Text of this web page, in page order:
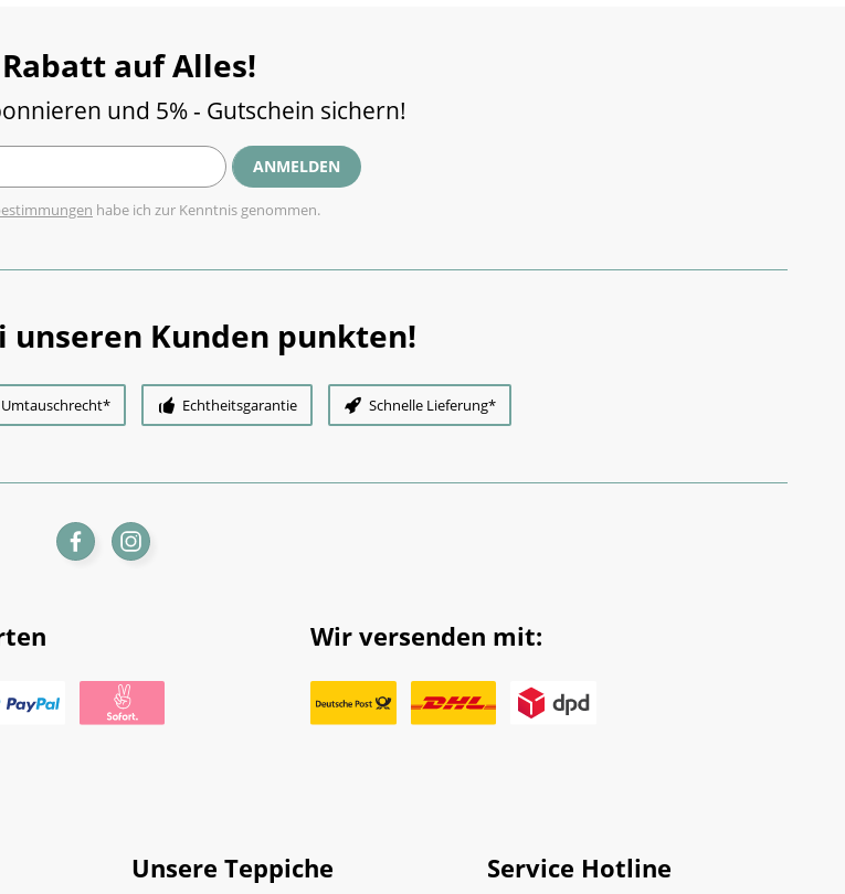
auf Alles!
und 5% - Gutschein sichern!
ANMELDEN
habe ich zur Kenntnis genommen.
Kunden punkten!
Umtauschrecht* Echtheitsgarantie Schnelle Lieferung*
Wir versenden mit:
Unsere Teppiche Service Hotline